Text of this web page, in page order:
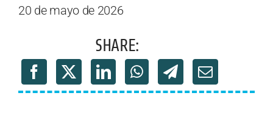
20 de mayo de 2026
SHARE: